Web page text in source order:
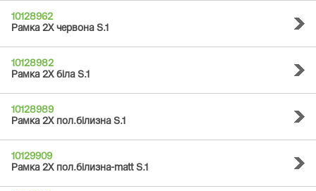
10128962
Рамка 2Х червона S.1
10128982
Рамка 2Х біла S.1
10128989
Рамка 2Х пол.білизна S.1
10129909
Рамка 2Х пол.білизна-matt S.1